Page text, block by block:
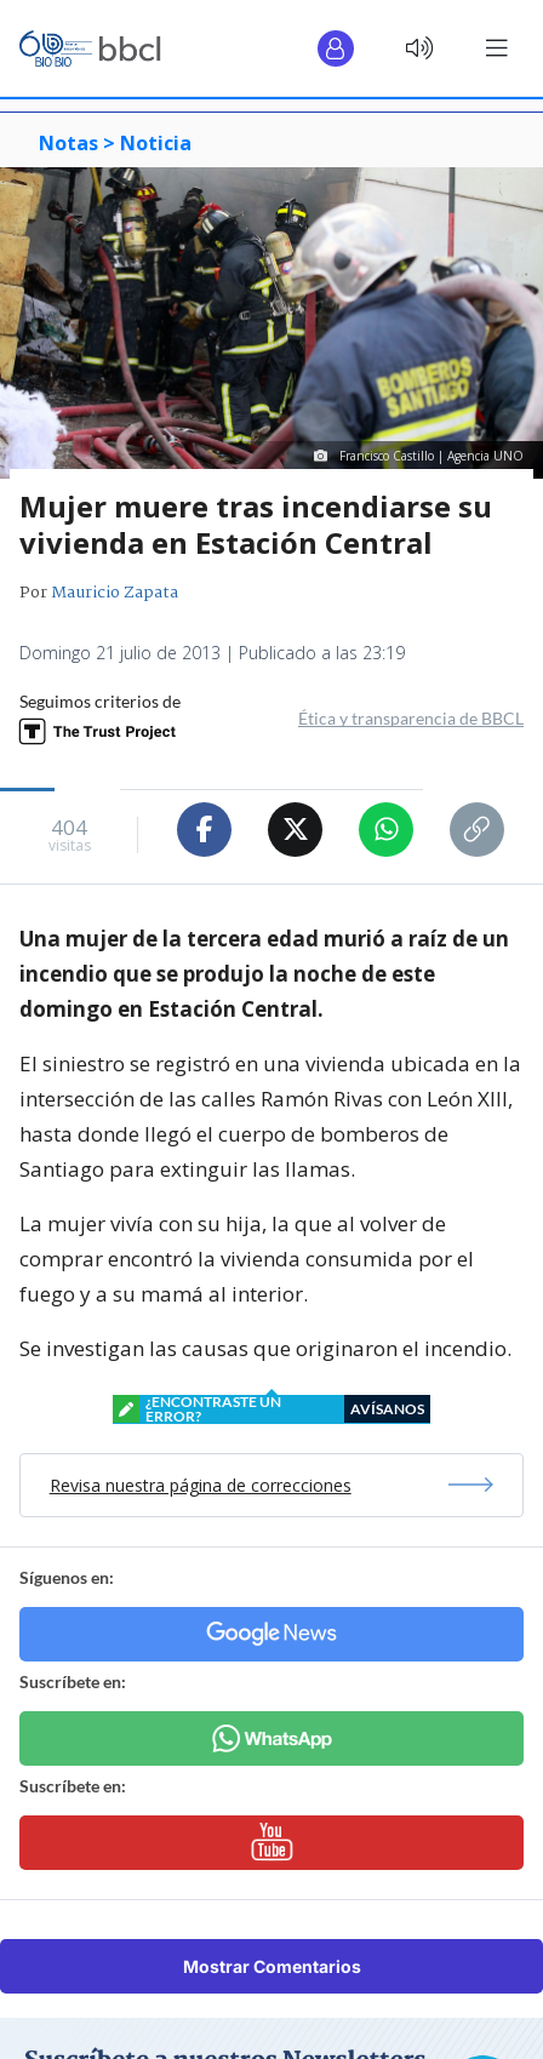
Notas > Noticia
Francisco Castillo | Agencia UNO
Mujer muere tras incendiarse su
vivienda en Estación Central
PorMauricio Zapata
Domingo 21 julio de 2013 | Publicado a las 23:19
Seguimos criterios de
Ética y transparencia de BBCL
404
visitas
Una mujer de la tercera edad murió a raíz de un
incendio que se produjo la noche de este
domingo en Estación Central.
El siniestro se registró en una vivienda ubicada en la
intersección de las calles Ramón Rivas con León XIII,
hasta donde llegó el cuerpo de bomberos de
Santiago para extinguir las llamas.
La mujer vivía con su hija, la que al volver de
comprar encontró la vivienda consumida por el
fuego y a su mamá al interior.
Se investigan las causas que originaron el incendio.
¿ENCONTRASTE UN
ERROR?
AVÍSANOS
Revisa nuestra página de correcciones
Síguenos en:
Suscríbete en:
Suscríbete en:
Mostrar Comentarios